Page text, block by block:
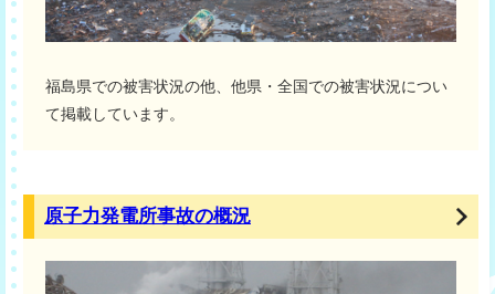
福島県での被害状況の他、他県・全国での被害状況につい
て掲載しています。
原子力発電所事故の概況